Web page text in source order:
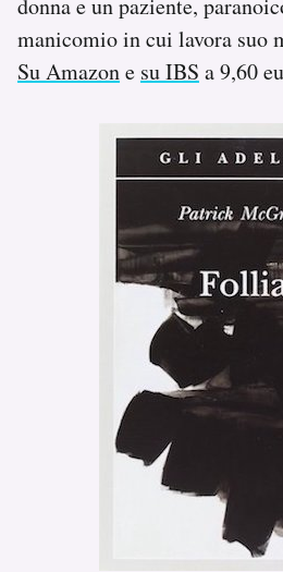
donna e un paziente,
manicomio in cui lavora suo
Su Amazone su IBS a 9,60